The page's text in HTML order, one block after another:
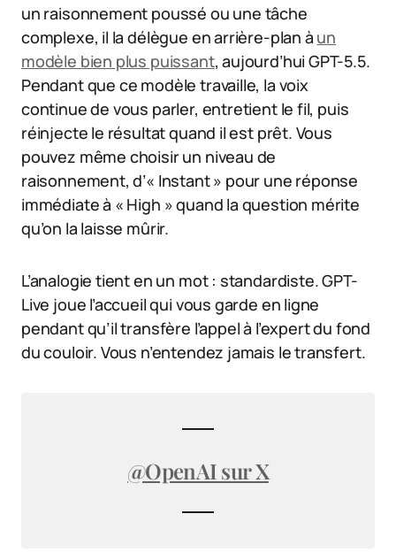
un raisonnement poussé ou une tâche
complexe, il la délègue en arrière-plan à un
modèle bien plus puissant, aujourd’hui GPT-5.5.
Pendant que ce modèle travaille, la voix
continue de vous parler, entretient le fil, puis
réinjecte le résultat quand il est prêt. Vous
pouvez même choisir un niveau de
raisonnement, d’« Instant » pour une réponse
immédiate à « High » quand la question mérite
qu’on la laisse mûrir.
L’analogie tient en un mot : standardiste. GPT-
Live joue l’accueil qui vous garde en ligne
pendant qu’il transfère l’appel à l’expert du fond
du couloir. Vous n’entendez jamais le transfert.
@OpenAI sur X